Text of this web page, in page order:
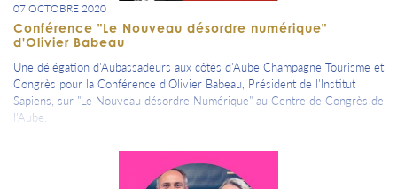
07 OCTOBRE 2020
Conférence "Le Nouveau désordre numérique"
d'Olivier Babeau
Une délégation d'Aubassadeurs aux côtés d'Aube Champagne Tourisme et
Congrès pour la Conférence d'Olivier Babeau, Président de l'Institut
Sapiens, sur "Le Nouveau désordre Numérique" au Centre de Congrès de
l'Aube.